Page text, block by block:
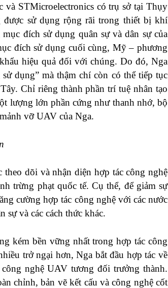
STMicroelectronics có trụ sở tại Thụy
được sử dụng rộng rãi trong thiết bị khí
đích sử dụng quân sự và dân sự của
đích sử dụng cuối cùng, Mỹ – phương
hiệu quả đối với chúng. Do đó, Nga
dụng” mà thậm chí còn có thể tiếp tục
Chỉ riêng thành phần trí tuệ nhân tạo
lượng lớn phần cứng như thanh nhớ, bộ
vỡ UAV của Nga.
dõi và nhận diện hợp tác công nghệ
trừng phạt quốc tế. Cụ thể, để giảm sự
cường hợp tác công nghệ với các nước
sự và các cách thức khác.
kém bền vững nhất trong hợp tác công
trở ngại hơn, Nga bắt đầu hợp tác về
nghệ UAV tương đối trưởng thành.
chỉnh, bản vẽ kết cấu và công nghệ cốt